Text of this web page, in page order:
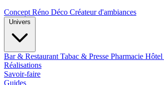
Concept Réno Déco Créateur d'ambiances
Bar & Restaurant Tabac & Presse Pharmacie Hôtel
Réalisations
Savoir-faire
Guides